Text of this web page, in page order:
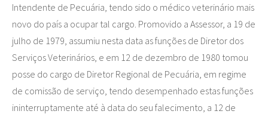
Intendente de Pecuária, tendo sido o médico veterinário mais
novo do país a ocupar tal cargo. Promovido a Assessor, a 19 de
julho de 1979, assumiu nesta data as funções de Diretor dos
Serviços Veterinários, e em 12 de dezembro de 1980 tomou
posse do cargo de Diretor Regional de Pecuária, em regime
de comissão de serviço, tendo desempenhado estas funções
ininterruptamente até à data do seu falecimento, a 12 de